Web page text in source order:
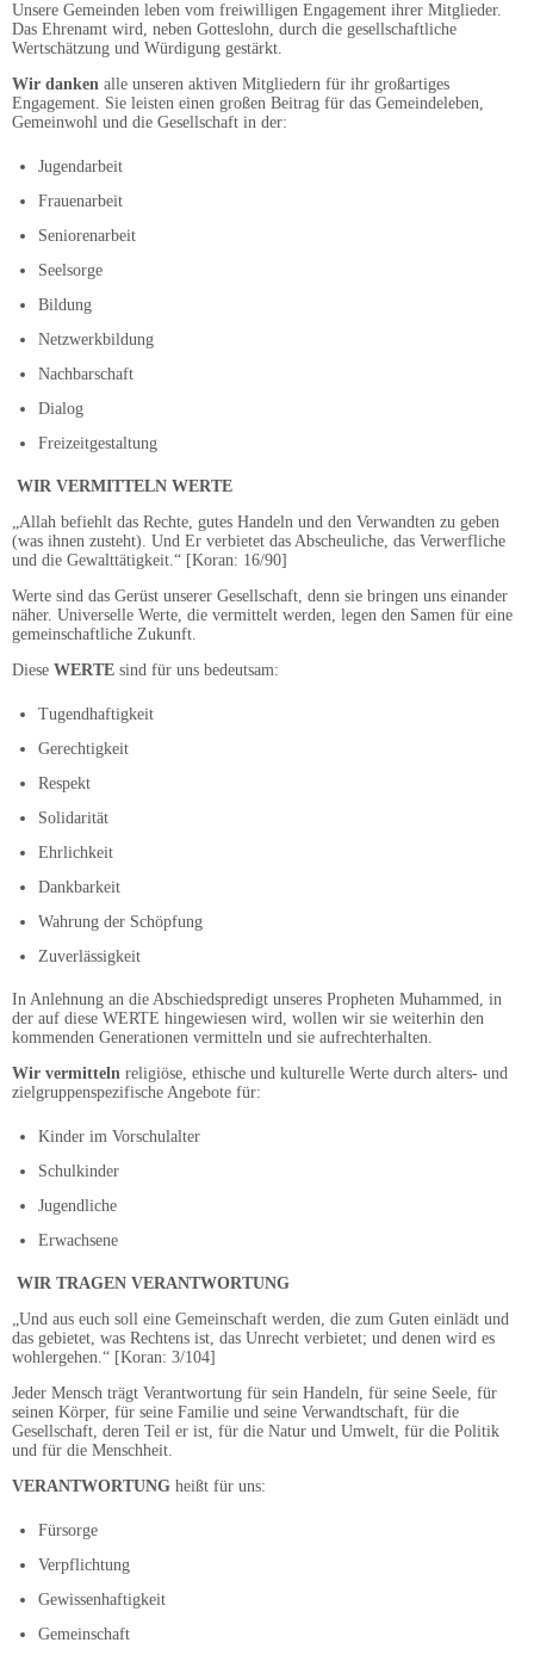
Unsere Gemeinden leben vom freiwilligen Engagement ihrer Mitglieder.
Das Ehrenamt wird, neben Gotteslohn, durch die gesellschaftliche
Wertschätzung und Würdigung gestärkt.
Wir danken alle unseren aktiven Mitgliedern für ihr großartiges
Engagement. Sie leisten einen großen Beitrag für das Gemeindeleben,
Gemeinwohl und die Gesellschaft in der:
Jugendarbeit
Frauenarbeit
Seniorenarbeit
Seelsorge
Bildung
Netzwerkbildung
Nachbarschaft
Dialog
Freizeitgestaltung
WIR VERMITTELN WERTE
„Allah befiehlt das Rechte, gutes Handeln und den Verwandten zu geben
(was ihnen zusteht). Und Er verbietet das Abscheuliche, das Verwerfliche
und die Gewalttätigkeit.“ [Koran: 16/90]
Werte sind das Gerüst unserer Gesellschaft, denn sie bringen uns einander
näher. Universelle Werte, die vermittelt werden, legen den Samen für eine
gemeinschaftliche Zukunft.
Diese WERTE sind für uns bedeutsam:
Tugendhaftigkeit
Gerechtigkeit
Respekt
Solidarität
Ehrlichkeit
Dankbarkeit
Wahrung der Schöpfung
Zuverlässigkeit
In Anlehnung an die Abschiedspredigt unseres Propheten Muhammed, in
der auf diese WERTE hingewiesen wird, wollen wir sie weiterhin den
kommenden Generationen vermitteln und sie aufrechterhalten.
Wir vermitteln religiöse, ethische und kulturelle Werte durch alters- und
zielgruppenspezifische Angebote für:
Kinder im Vorschulalter
Schulkinder
Jugendliche
Erwachsene
WIR TRAGEN VERANTWORTUNG
„Und aus euch soll eine Gemeinschaft werden, die zum Guten einlädt und
das gebietet, was Rechtens ist, das Unrecht verbietet; und denen wird es
wohlergehen.“ [Koran: 3/104]
Jeder Mensch trägt Verantwortung für sein Handeln, für seine Seele, für
seinen Körper, für seine Familie und seine Verwandtschaft, für die
Gesellschaft, deren Teil er ist, für die Natur und Umwelt, für die Politik
und für die Menschheit.
VERANTWORTUNG heißt für uns:
Fürsorge
Verpflichtung
Gewissenhaftigkeit
Gemeinschaft